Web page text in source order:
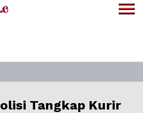
Tangkap Kurir